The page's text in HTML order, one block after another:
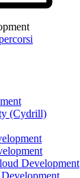
(Cydrill)
Development